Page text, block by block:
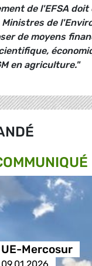
de l'EFSA
de
de moyens
en agriculture."
UE-Mercosur